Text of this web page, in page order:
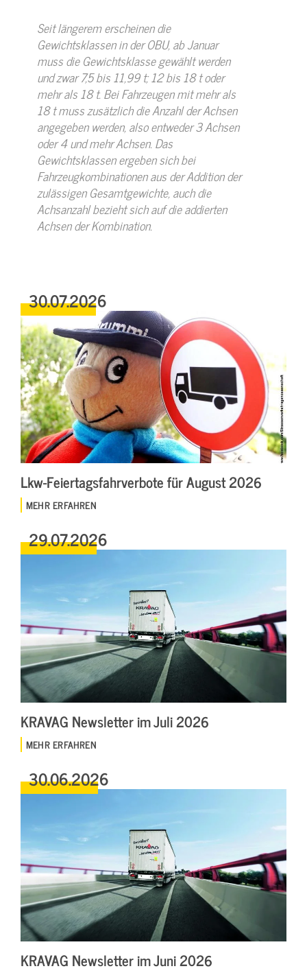
Seit längerem erscheinen die
Gewichtsklassen in der OBU, ab Januar
muss die Gewichtsklasse gewählt werden
und zwar 7,5 bis 11,99 t; 12 bis 18 t oder
mehr als 18 t. Bei Fahrzeugen mit mehr als
18 t muss zusätzlich die Anzahl der Achsen
angegeben werden, also entweder 3 Achsen
oder 4 und mehr Achsen. Das
Gewichtsklassen ergeben sich bei
Fahrzeugkombinationen aus der Addition der
zulässigen Gesamtgewichte, auch die
Achsanzahl bezieht sich auf die addierten
Achsen der Kombination.
30.07.2026
Lkw-Feiertagsfahrverbote für August 2026
MEHR ERFAHREN
29.07.2026
KRAVAG Newsletter im Juli 2026
MEHR ERFAHREN
30.06.2026
KRAVAG Newsletter im Juni 2026